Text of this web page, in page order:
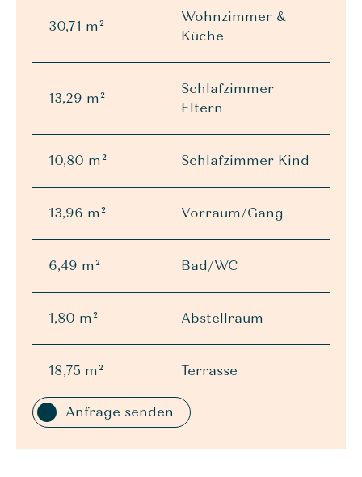
30,71 m²
Wohnzimmer &
Küche
13,29 m²
Schlafzimmer
Eltern
10,80 m² Schlafzimmer Kind
13,96 m² Vorraum/Gang
6,49 m² Bad/WC
1,80 m² Abstellraum
18,75 m² Terrasse
Anfrage senden